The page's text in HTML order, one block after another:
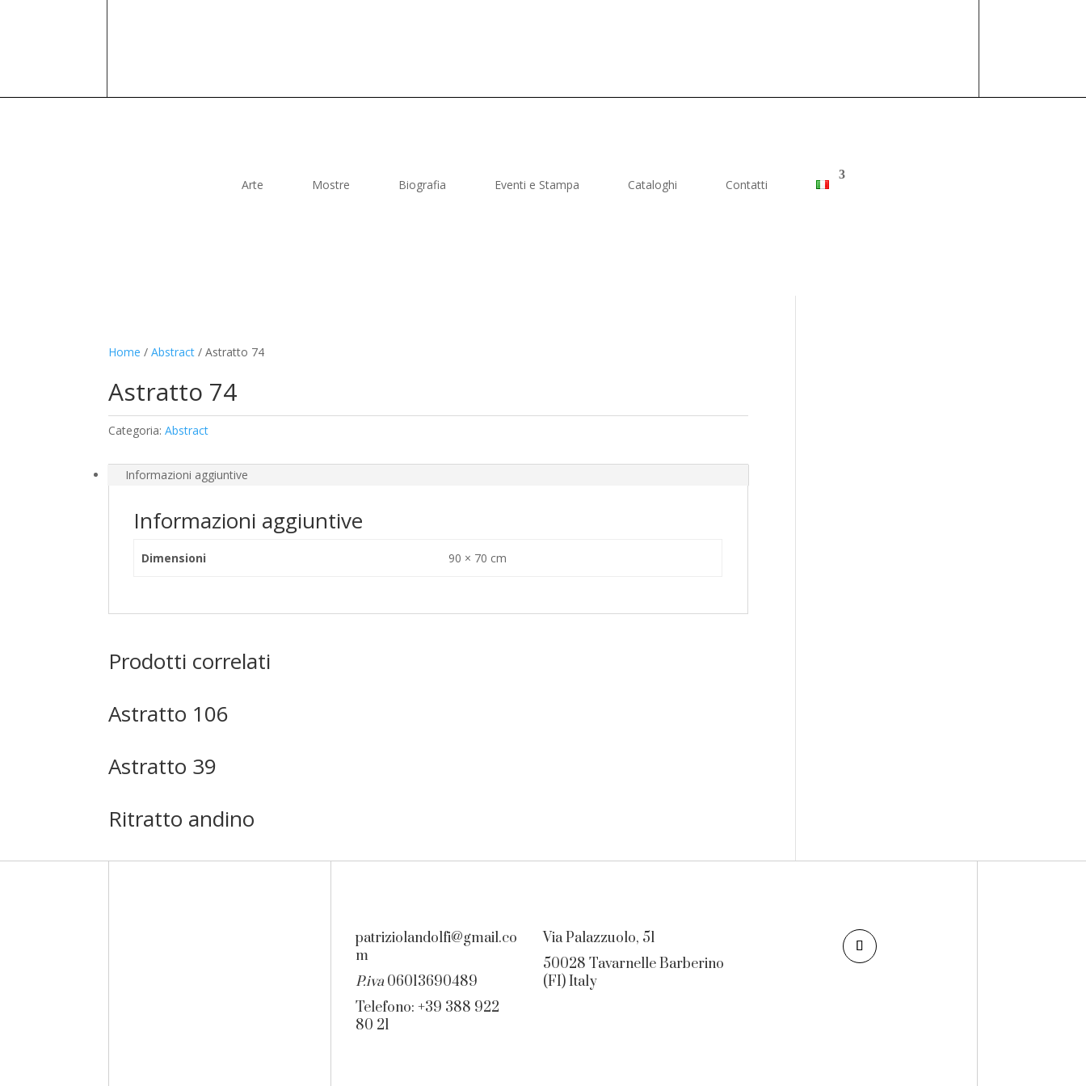
Arte Mostre Biografia Eventi e Stampa Cataloghi Contatti
Home /Abstract / Astratto 74
Astratto 74
Categoria:Abstract
Informazioni aggiuntive
Informazioni aggiuntive
Dimensioni 90 × 70 cm
Prodotti correlati
Astratto 106
Astratto 39
Ritratto andino
patriziolandolfi@gmail.co
m
P.iva06013690489
Telefono: +39 388 922
80 21
Via Palazzuolo, 51
50028 Tavarnelle Barberino
(FI) Italy